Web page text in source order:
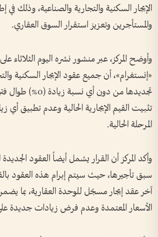
الإيجار السكنية والتجارية والصناعية، وذلك في
والمستأجرين وتعزيز استقرار السوق العقاري.
وأوضح المركز، عبر منشور نشره اليوم الثلاثاء
«إنستغرام»، أن جميع عقود الإيجار السكنية
تجديدها من دون أي
تثبيت القيم الإيجارية الحالية وعدم تطبيق
المرحلة الحالية.
وأكد المركز أن القرار يشمل أيضاً العقود
سبق تأجيرها، حيث سيتم إبرام هذه العقود
آخر عقد إيجار مسجّل للوحدة العقارية، بما
الأسعار المعتمدة وعدم فرض زيادات جديدة